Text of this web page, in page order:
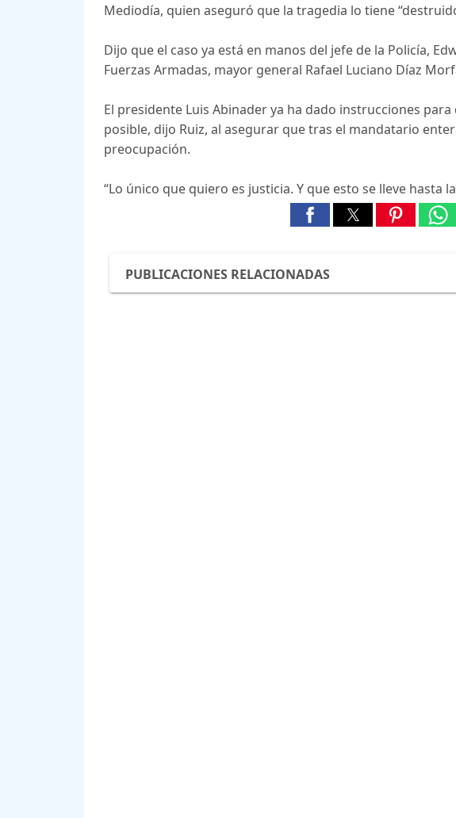
Mediodía, quien aseguró que la tragedia lo tiene
Dijo que el caso ya está en manos del jefe de la Policía,
Fuerzas Armadas, mayor general Rafael Luciano Díaz
El presidente Luis Abinader ya ha dado instrucciones
posible, dijo Ruiz, al asegurar que tras el mandatario
preocupación.
“Lo único que quiero es justicia. Y que esto se lleve hasta
PUBLICACIONES RELACIONADAS